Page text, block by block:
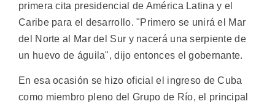
primera cita presidencial de América Latina y el
Caribe para el desarrollo. "Primero se unirá el Mar
del Norte al Mar del Sur y nacerá una serpiente de
un huevo de águila", dijo entonces el gobernante.
En esa ocasión se hizo oficial el ingreso de Cuba
como miembro pleno del Grupo de Río, el principal